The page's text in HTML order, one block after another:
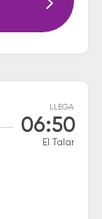
LLEGA
06:50
El Talar